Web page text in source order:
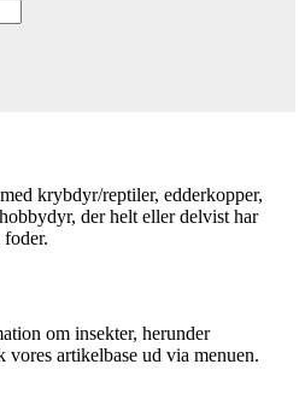
krybdyr/reptiler, edderkopper,
der helt eller delvist har
om insekter, herunder
artikelbase ud via menuen.